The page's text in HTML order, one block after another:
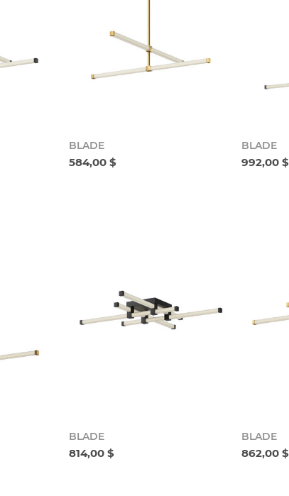
BLADE
584,00 $
BLADE
992,00 $
BLADE
814,00 $
BLADE
862,00 $